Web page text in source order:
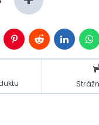
PinterestRedditLinkedIn